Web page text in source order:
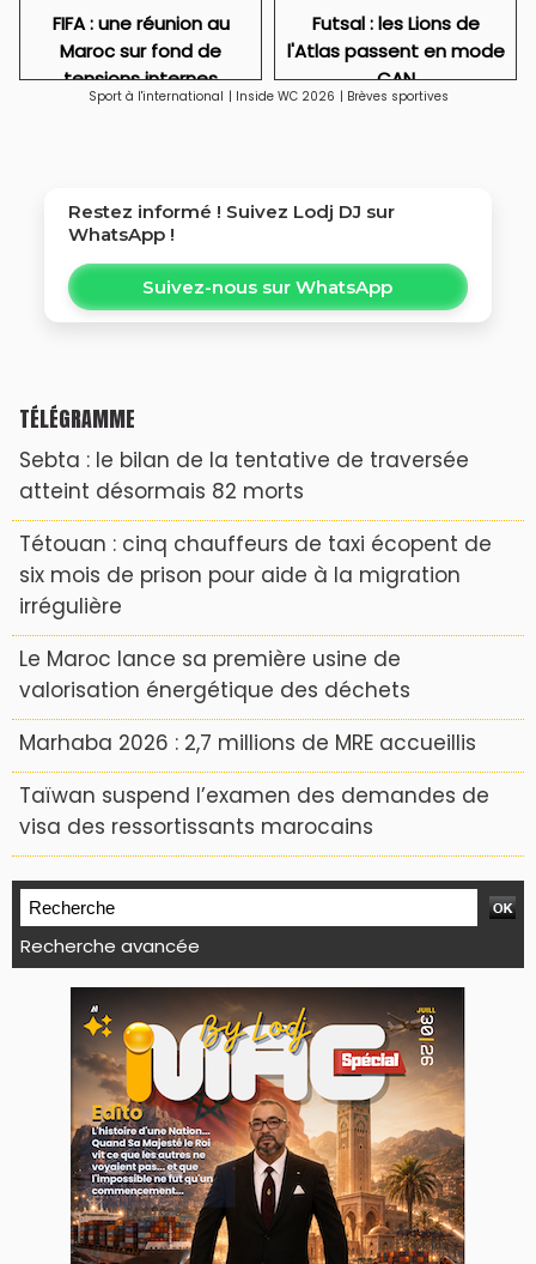
FIFA : une réunion au
Maroc sur fond de
tensions internes
Futsal : les Lions de
l'Atlas passent en mode
CAN
Sport à l'international | Inside WC 2026 | Brèves sportives
Restez informé ! Suivez Lodj DJ sur
WhatsApp !
Suivez-nous sur WhatsApp
TÉLÉGRAMME
Sebta : le bilan de la tentative de traversée
atteint désormais 82 morts
Tétouan : cinq chauffeurs de taxi écopent de
six mois de prison pour aide à la migration
irrégulière
Le Maroc lance sa première usine de
valorisation énergétique des déchets
Marhaba 2026 : 2,7 millions de MRE accueillis
Taïwan suspend l’examen des demandes de
visa des ressortissants marocains
Recherche avancée